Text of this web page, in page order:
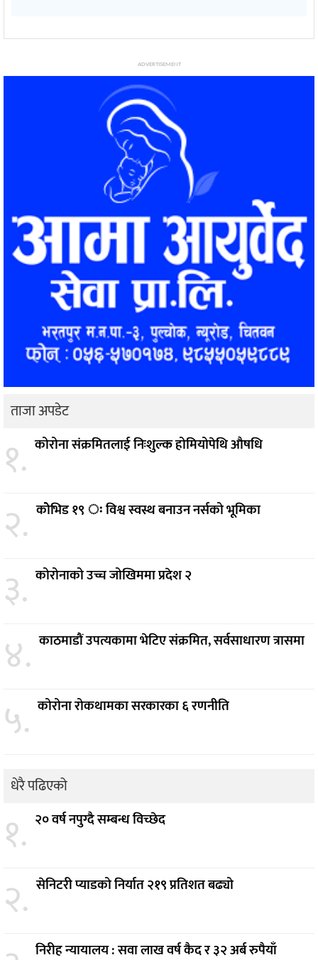
ADVERTISEMENT
ताजा अपडेट
१. कोरोना संक्रमितलाई निःशुल्क होमियोपेथि औषधि
२. कोेभिड १९ ः विश्व स्वस्थ बनाउन नर्सको भूमिका
३. कोरोनाको उच्च जोखिममा प्रदेश २
४. काठमाडौं उपत्यकामा भेटिए संक्रमित, सर्वसाधारण त्रासमा
५. कोरोना रोकथामका सरकारका ६ रणनीति
धेरै पढिएको
१. २० वर्ष नपुग्दै सम्बन्ध विच्छेद
२. सेनिटरी प्याडको निर्यात २१९ प्रतिशत बढ्यो
निरीह न्यायालय : सवा लाख वर्ष कैद र ३२ अर्ब रुपैयाँ